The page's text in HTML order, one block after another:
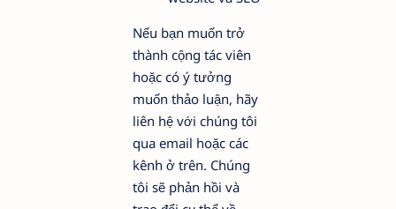
Nếu bạn muốn trở
thành cộng tác viên
hoặc có ý tưởng
muốn thảo luận, hãy
liên hệ với chúng tôi
qua email hoặc các
kênh ở trên. Chúng
tôi sẽ phản hồi và